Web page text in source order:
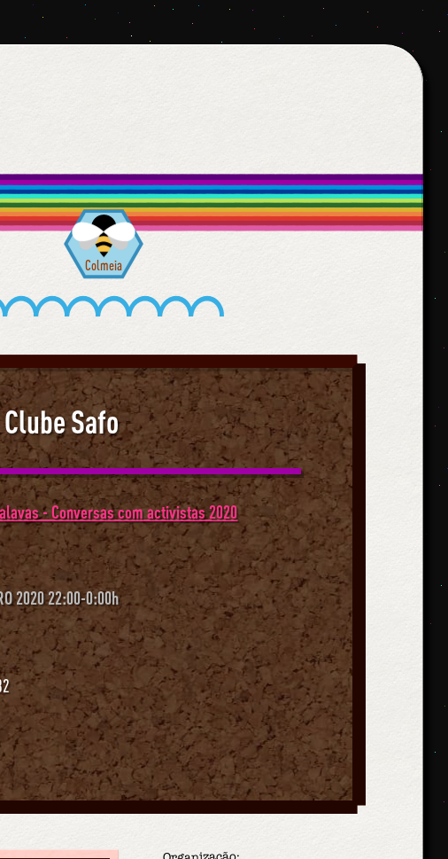
Colmeia
Safo
- Conversas com activistas 2020
2020 22:00-0:00h